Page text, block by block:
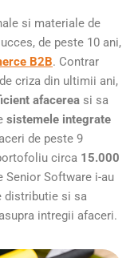
si materiale de
de peste 10 ani,
B2B. Contrar
criza din ultimii ani,
afacerea si sa
sistemele integrate
de peste 9
circa 15.000
Senior Software i-au
distributie si sa
asupra intregii afaceri.